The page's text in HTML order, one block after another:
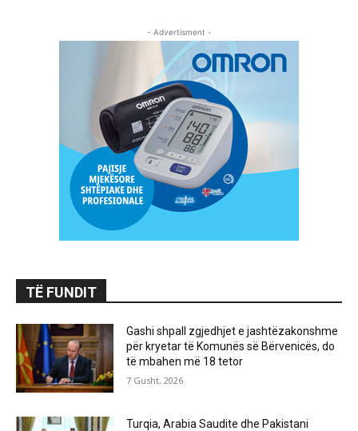
- Advertisment -
TË FUNDIT
Gashi shpall zgjedhjet e jashtëzakonshme
për kryetar të Komunës së Bërvenicës, do
të mbahen më 18 tetor
7 Gusht, 2026
Turqia, Arabia Saudite dhe Pakistani